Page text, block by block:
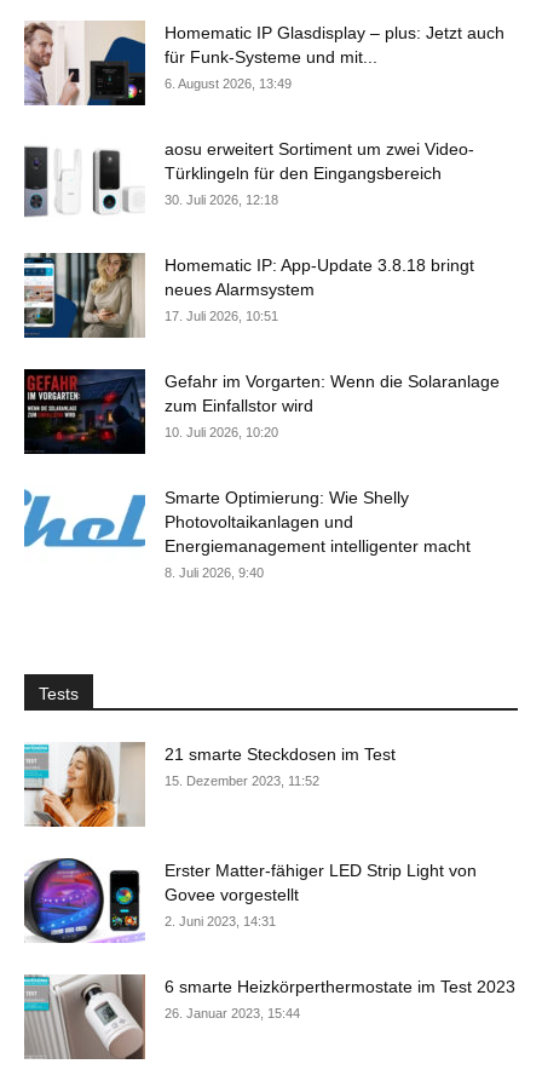
Homematic IP Glasdisplay – plus: Jetzt auch
für Funk-Systeme und mit...
6. August 2026, 13:49
aosu erweitert Sortiment um zwei Video-
Türklingeln für den Eingangsbereich
30. Juli 2026, 12:18
Homematic IP: App-Update 3.8.18 bringt
neues Alarmsystem
17. Juli 2026, 10:51
Gefahr im Vorgarten: Wenn die Solaranlage
zum Einfallstor wird
10. Juli 2026, 10:20
Smarte Optimierung: Wie Shelly
Photovoltaikanlagen und
Energiemanagement intelligenter macht
8. Juli 2026, 9:40
Tests
21 smarte Steckdosen im Test
15. Dezember 2023, 11:52
Erster Matter-fähiger LED Strip Light von
Govee vorgestellt
2. Juni 2023, 14:31
6 smarte Heizkörperthermostate im Test 2023
26. Januar 2023, 15:44